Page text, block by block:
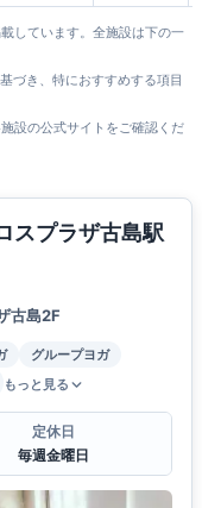
しています。全施設は下の一
づき、特におすすめする項目
設の公式サイトをご確認くだ
スプラザ古島駅
古島2F
グループヨガ
もっと見る
定休日
毎週金曜日